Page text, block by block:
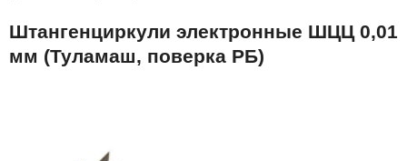
Штангенциркули электронные ШЦЦ 0,01
мм (Туламаш, поверка РБ)